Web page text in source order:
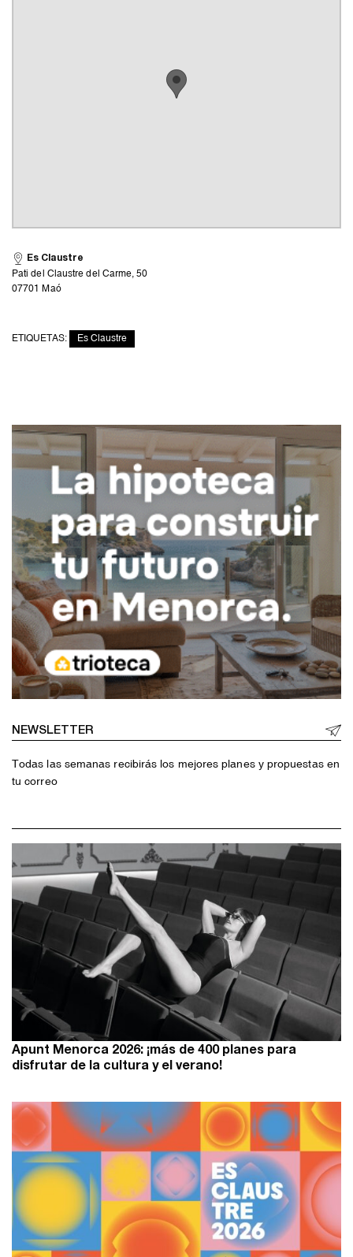
Es Claustre
Pati del Claustre del Carme, 50
07701 Maó
ETIQUETAS: Es Claustre
NEWSLETTER
Todas las semanas recibirás los mejores planes y propuestas en
tu correo
Apunt Menorca 2026: ¡más de 400 planes para
disfrutar de la cultura y el verano!